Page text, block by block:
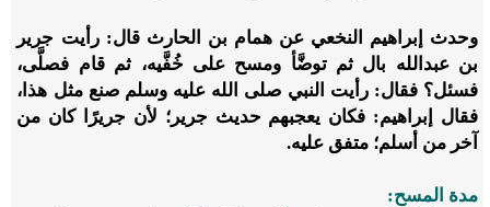
وحدث إبراهيم النخعي عن همام بن الحارث قال: رأيت جرير
بن عبدالله بال ثم توضَّأ ومسح على خُفَّيه، ثم قام فصلَّى،
فسئل؟ فقال: رأيت النبي صلى الله عليه وسلم صنع مثل هذا،
فقال إبراهيم: فكان يعجبهم حديث جرير؛ لأن جريرًا كان من
آخر من أسلم؛ متفق عليه.
مدة المسح: